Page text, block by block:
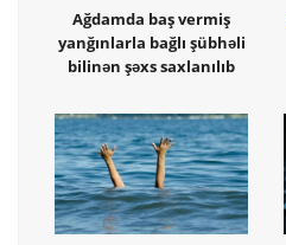
Ağdamda baş vermiş
yanğınlarla bağlı şübhəli
bilinən şəxs saxlanılıb